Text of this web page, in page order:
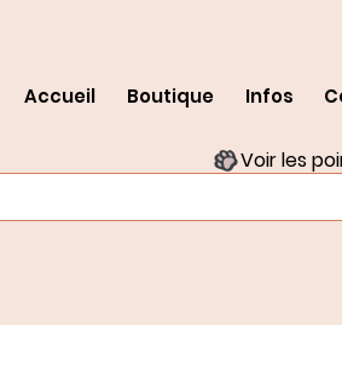
Accueil Boutique Infos